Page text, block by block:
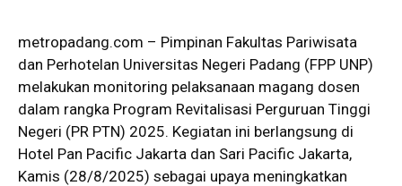
metropadang.com – Pimpinan Fakultas Pariwisata
dan Perhotelan Universitas Negeri Padang (FPP UNP)
melakukan monitoring pelaksanaan magang dosen
dalam rangka Program Revitalisasi Perguruan Tinggi
Negeri (PR PTN) 2025. Kegiatan ini berlangsung di
Hotel Pan Pacific Jakarta dan Sari Pacific Jakarta,
Kamis (28/8/2025) sebagai upaya meningkatkan